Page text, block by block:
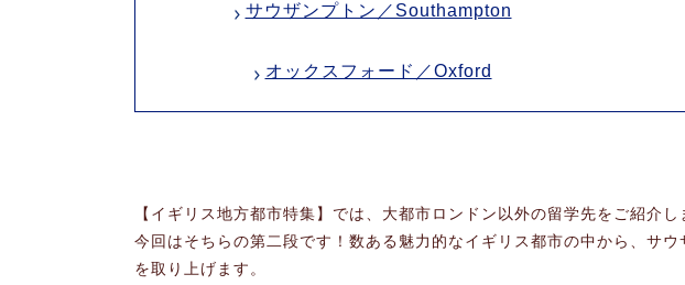
サウザンプトン／Southampton
オックスフォード／Oxford
【イギリス地方都市特集】では、大都市ロンドン以外の留学先をご紹介し
今回はそちらの第二段です！数ある魅力的なイギリス都市の中から、サ
を取り上げます。